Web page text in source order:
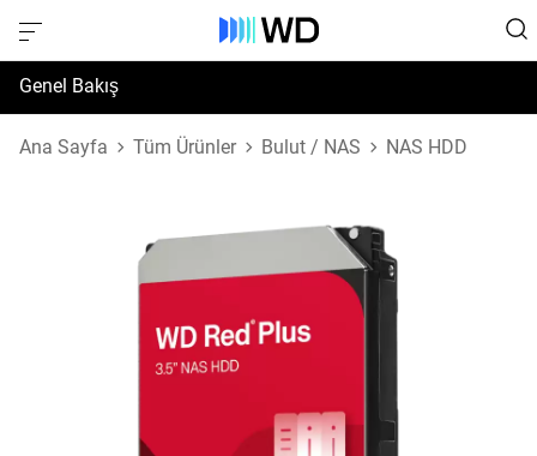
Genel Bakış
Özellikler
Ana Sayfa Tüm Ürünler Bulut / NAS NAS HDD